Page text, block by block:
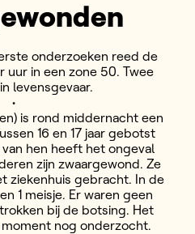
onderzoeken reed de
uur in een zone 50. Twee
levensgevaar.
•
is rond middernacht een
16 en 17 jaar gebotst
hen heeft het ongeval
zijn zwaargewond. Ze
ziekenhuis gebracht. In de
1 meisje. Er waren geen
bij de botsing. Het
nog onderzocht.